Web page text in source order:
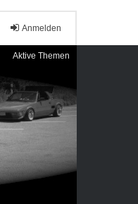
Anmelden
Aktive Themen